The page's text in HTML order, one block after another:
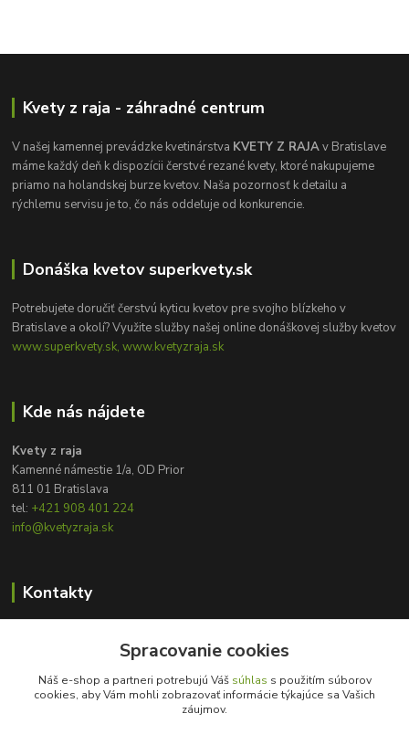
Kvety z raja - záhradné centrum
V našej kamennej prevádzke kvetinárstva KVETY Z RAJAv Bratislave
máme každý deň k dispozícii čerstvé rezané kvety, ktoré nakupujeme
priamo na holandskej burze kvetov. Naša pozornosť k detailu a
rýchlemu servisu je to, čo nás oddeľuje od konkurencie.
Donáška kvetov superkvety.sk
Potrebujete doručiť čerstvú kyticu kvetov pre svojho blízkeho v
Bratislave a okolí? Využite služby našej online donáškovej služby kvetov
www.superkvety.sk, www.kvetyzraja.sk
Kde nás nájdete
Kvety z raja
Kamenné námestie 1/a, OD Prior
811 01 Bratislava
tel: +421 908 401 224
info@kvetyzraja.sk
Kontakty
+421 908 401 224
info@kvetyzraja.sk
Spracovanie cookies
Náš e-shop a partneri potrebujú Váš súhlas s použitím súborov
cookies, aby Vám mohli zobrazovať informácie týkajúce sa Vašich
záujmov.